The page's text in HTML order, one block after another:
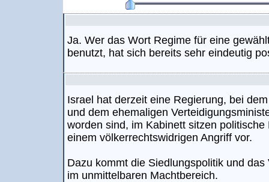
Ja. Wer das Wort Regime für eine
benutzt, hat sich bereits sehr eindeutig
Israel hat derzeit eine Regierung, bei
und dem ehemaligen
worden sind, im Kabinett sitzen
einem völkerrechtswidrigen Angriff vor.
Dazu kommt die Siedlungspolitik und
im unmittelbaren Machtbereich.